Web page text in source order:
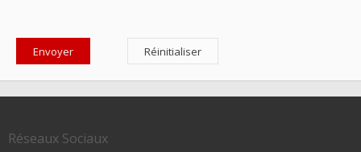
Réseaux Sociaux